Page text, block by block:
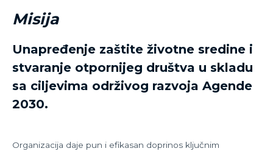
Misija
Unapređenje zaštite životne sredine i
stvaranje otpornijeg društva u skladu
sa ciljevima održivog razvoja Agende
2030.
Organizacija daje pun i efikasan doprinos ključnim